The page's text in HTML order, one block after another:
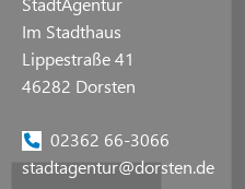
Im Stadthaus
Lippestraße 41
46282 Dorsten
02362 66-3066
stadtagentur@dorsten.de